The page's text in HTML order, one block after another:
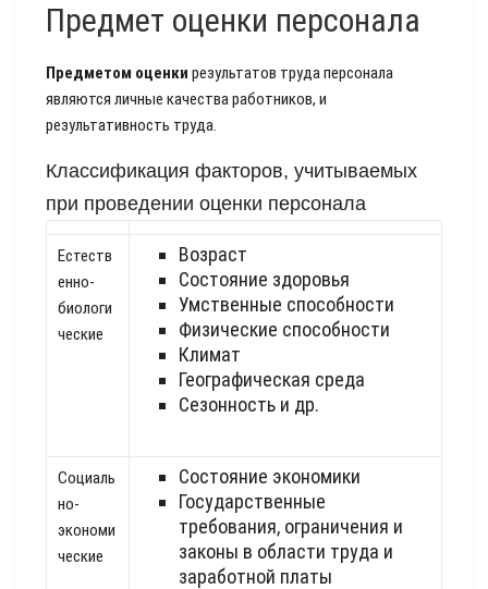
Предмет оценки персонала
Предметом оценки результатов труда персонала
являются личные качества работников, и
результативность труда.
Классификация факторов, учитываемых
при проведении оценки персонала
Естеств
енно-
биологи
ческие
Возраст
Состояние здоровья
Умственные способности
Физические способности
Климат
Географическая среда
Сезонность и др.
Социаль
но-
экономи
ческие
Состояние экономики
Государственные
требования, ограничения и
законы в области труда и
заработной платы